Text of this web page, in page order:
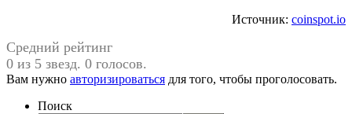
Источник: coinspot.io
Средний рейтинг
0 из 5 звезд. 0 голосов.
Вам нужно авторизироваться для того, чтобы проголосовать.
Поиск